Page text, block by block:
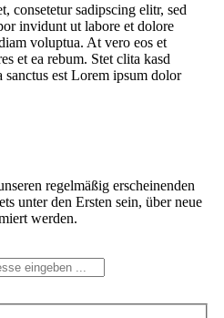
consetetur sadipscing elitr, sed
invidunt ut labore et dolore
voluptua. At vero eos et
et ea rebum. Stet clita kasd
sanctus est Lorem ipsum dolor
regelmäßig erscheinenden
unter den Ersten sein, über neue
werden.